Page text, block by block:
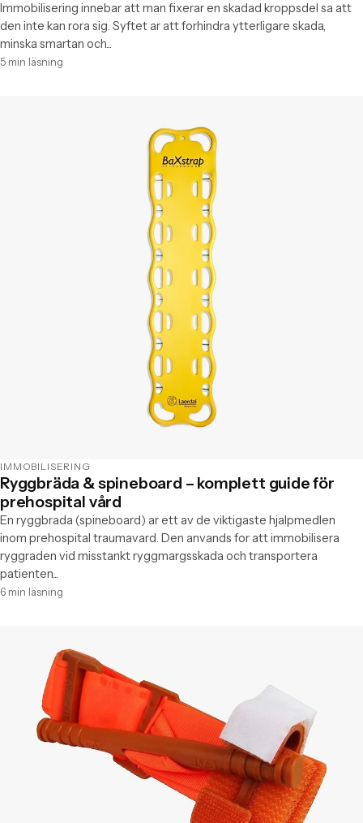
Immobilisering innebar att man fixerar en skadad kroppsdel sa att
den inte kan rora sig. Syftet ar att forhindra ytterligare skada,
minska smartan och...
5 min läsning
IMMOBILISERING
Ryggbräda & spineboard – komplett guide för
prehospital vård
En ryggbrada (spineboard) ar ett av de viktigaste hjalpmedlen
inom prehospital traumavard. Den anvands for att immobilisera
ryggraden vid misstankt ryggmargsskada och transportera
patienten...
6 min läsning